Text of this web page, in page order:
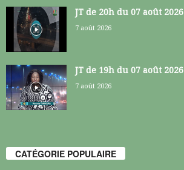
JT de 20h du 07 août 2026
7 août 2026
JT de 19h du 07 août 2026
7 août 2026
CATÉGORIE POPULAIRE